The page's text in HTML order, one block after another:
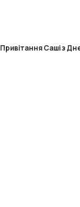
Привітання Саші з